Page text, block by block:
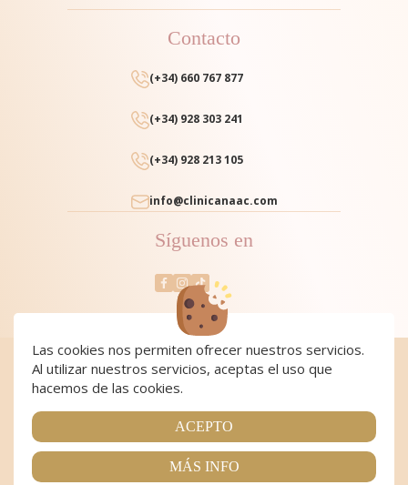
Las cookies nos permiten ofrecer nuestros servicios.
Al utilizar nuestros servicios, aceptas el uso que
hacemos de las cookies.
ACEPTO
MÁS INFO
Contacto
(+34) 660 767 877
(+34) 928 303 241
(+34) 928 213 105
info@clinicanaac.com
Síguenos en
Cookies| Cookies policy|Aviso Legal y Política de Privacidad
Condiciones de compra
Página realizada porWeb Las Palmas